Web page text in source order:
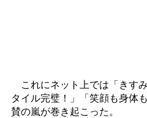
これにネット上では「きす
タイル完璧！」「笑顔も身体
賛の嵐が巻き起こった。